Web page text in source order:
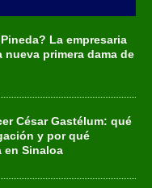
La empresaria
primera dama de
César Gastélum: qué
y por qué
en Sinaloa